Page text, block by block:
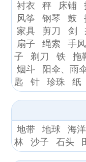
衬衣
秤 床铺
风筝
钢琴 鼓
家具
剪刀 剑
扇子
绳索 手
子
剃刀 铁 拖
烟斗
阳伞、雨
匙
针 珍珠 纸
地带 地球 海洋
林
沙子 石头